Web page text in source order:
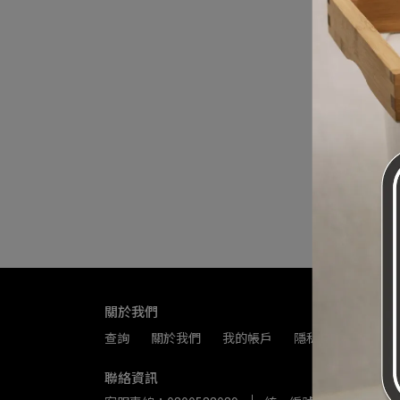
關於我們
查詢 關於我們 我的帳戶 隱私政策
聯絡資訊